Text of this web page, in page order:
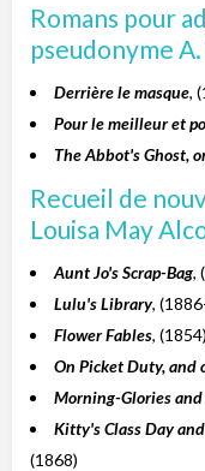
Romans pour
pseudonyme
Derrière le masque,
Pour le meilleur et
The Abbot's Ghost,
Recueil de
Louisa May
Aunt Jo's Scrap-Bag,
Lulu's Library,
Flower Fables, (1854)
On Picket Duty, and
Morning-Glories
Kitty's Class Day
(1868)